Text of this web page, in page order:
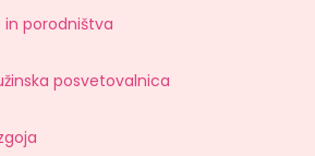
in porodništva
posvetovalnica